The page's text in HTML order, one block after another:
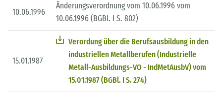
10.06.1996
Änderungsverordnung vom 10.06.1996 vom
10.06.1996 (BGBl. I S. 802)
15.01.1987
Verordung über die Berufsausbildung in den
industriellen Metallberufen (Industrielle
Metall-Ausbildungs-VO - IndMetAusbV) vom
15.01.1987 (BGBl. I S. 274)